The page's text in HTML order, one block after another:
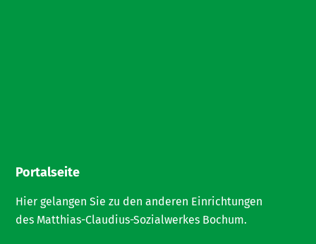
Portalseite
Hier gelangen Sie zu den anderen Einrichtungen
des Matthias-Claudius-Sozialwerkes Bochum.